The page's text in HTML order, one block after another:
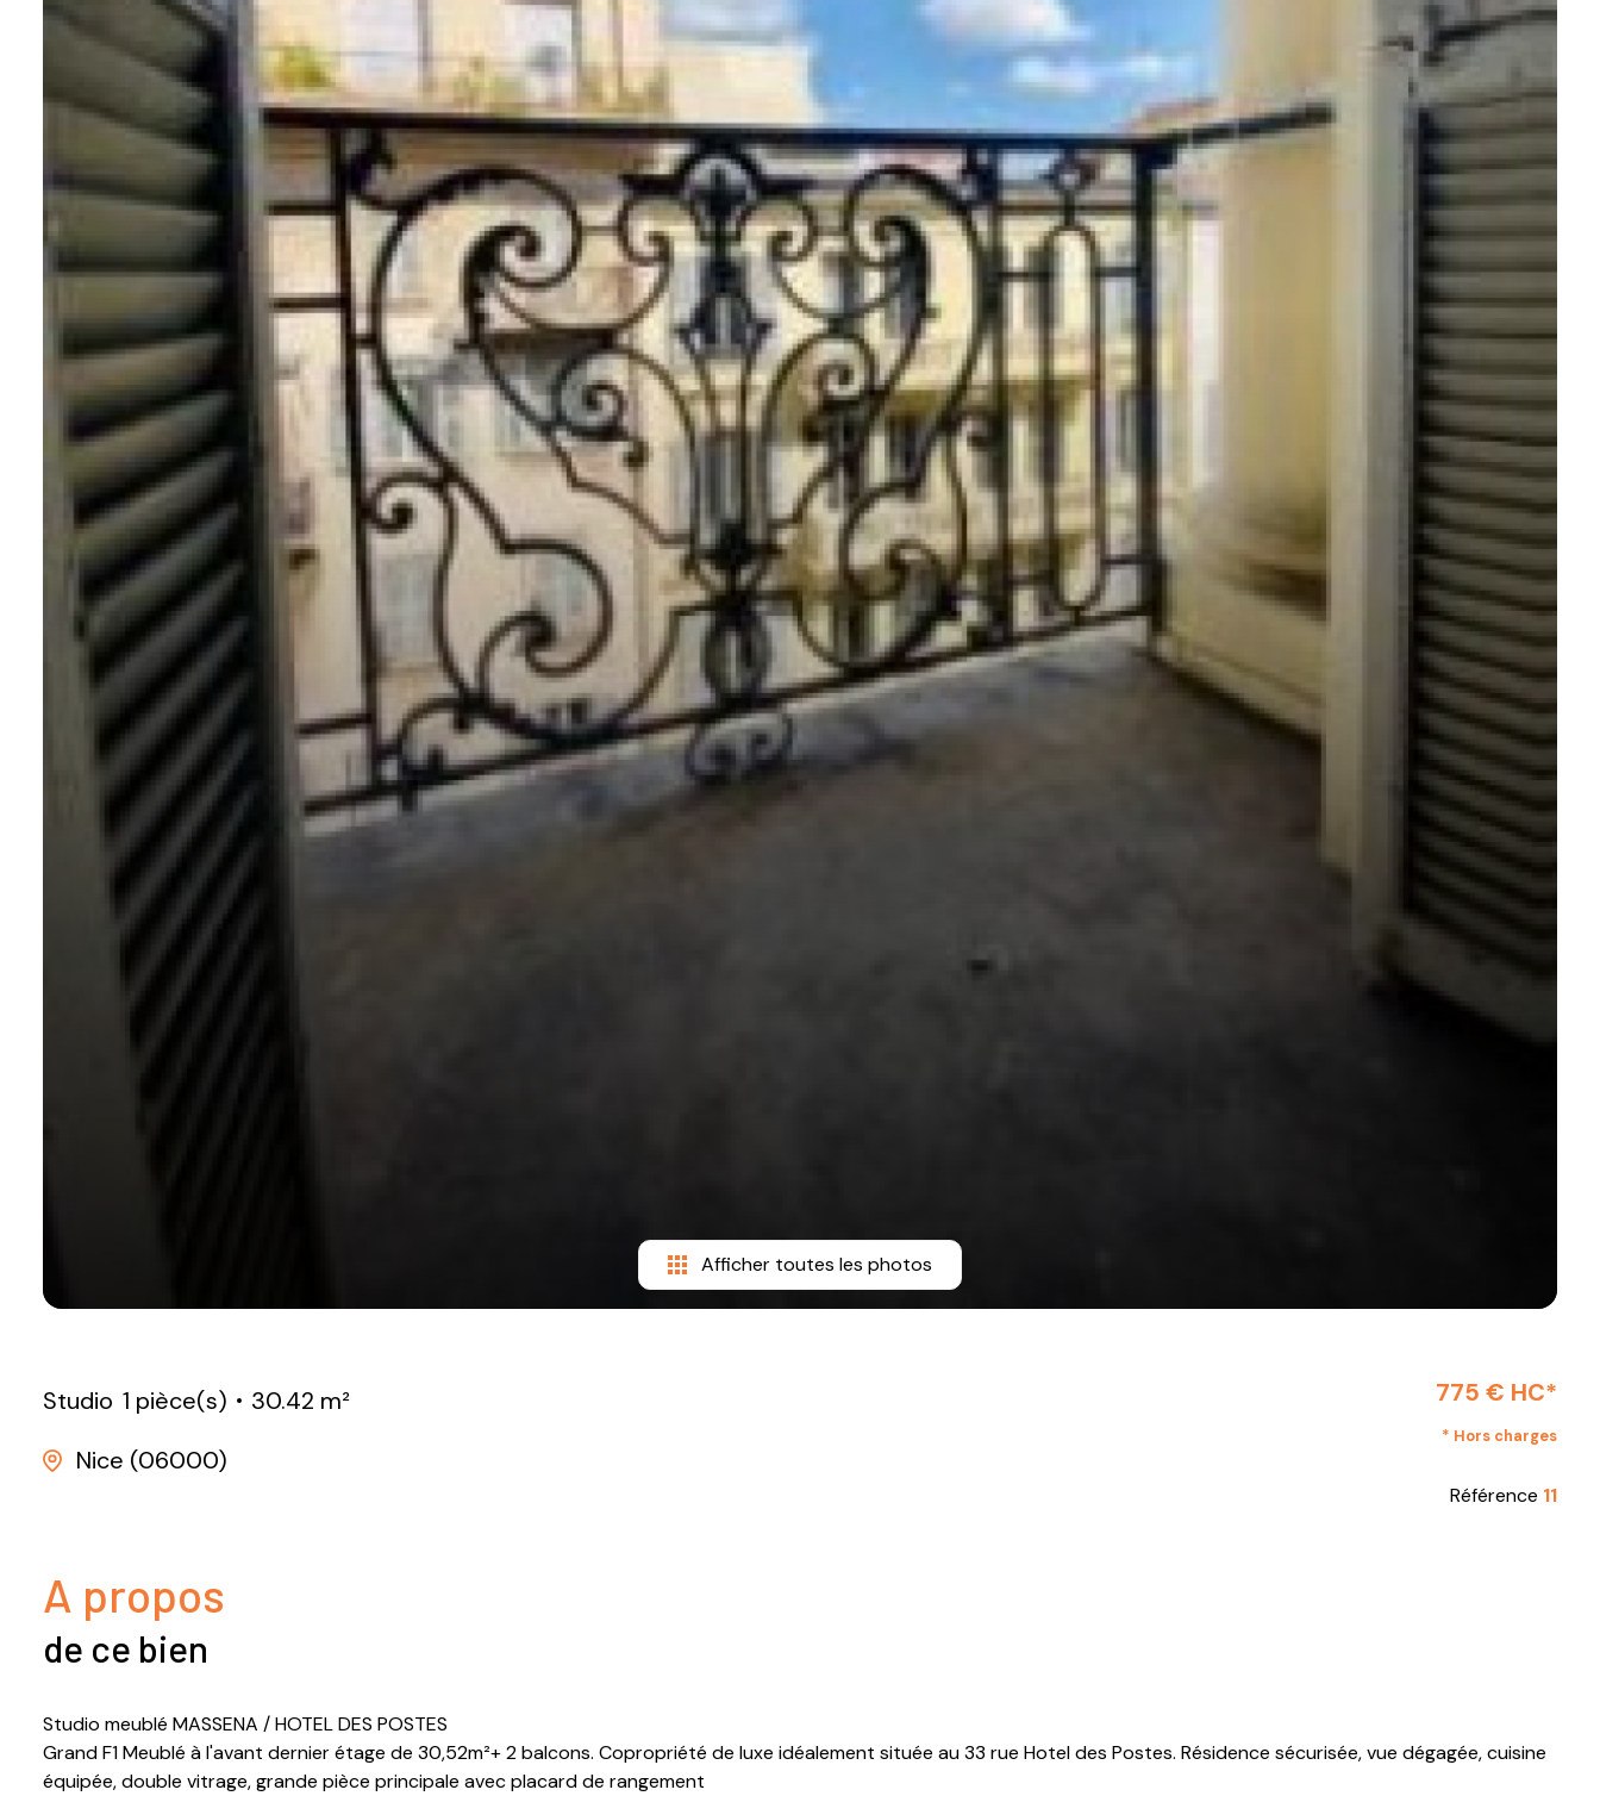
Afficher toutes les photos
Studio 1 pièce(s)
30.42 m²
Nice (06000)
775 € HC*
* Hors charges
Référence 11
A propos
de ce bien
Studio meublé MASSENA / HOTEL DES POSTES
Grand F1 Meublé à l'avant dernier étage de 30,52m²+ 2 balcons. Copropriété de luxe idéalement située au 33 rue Hotel des Postes. Résidence sécurisée, vue dégagée, cuisine
équipée, double vitrage, grande pièce principale avec placard de rangement